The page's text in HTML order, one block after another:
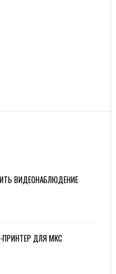
ВИДЕОНАБЛЮДЕНИЕ
ДЛЯ МКС